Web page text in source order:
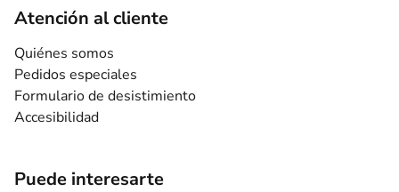
Atención al cliente
Quiénes somos
Pedidos especiales
Formulario de desistimiento
Accesibilidad
Puede interesarte